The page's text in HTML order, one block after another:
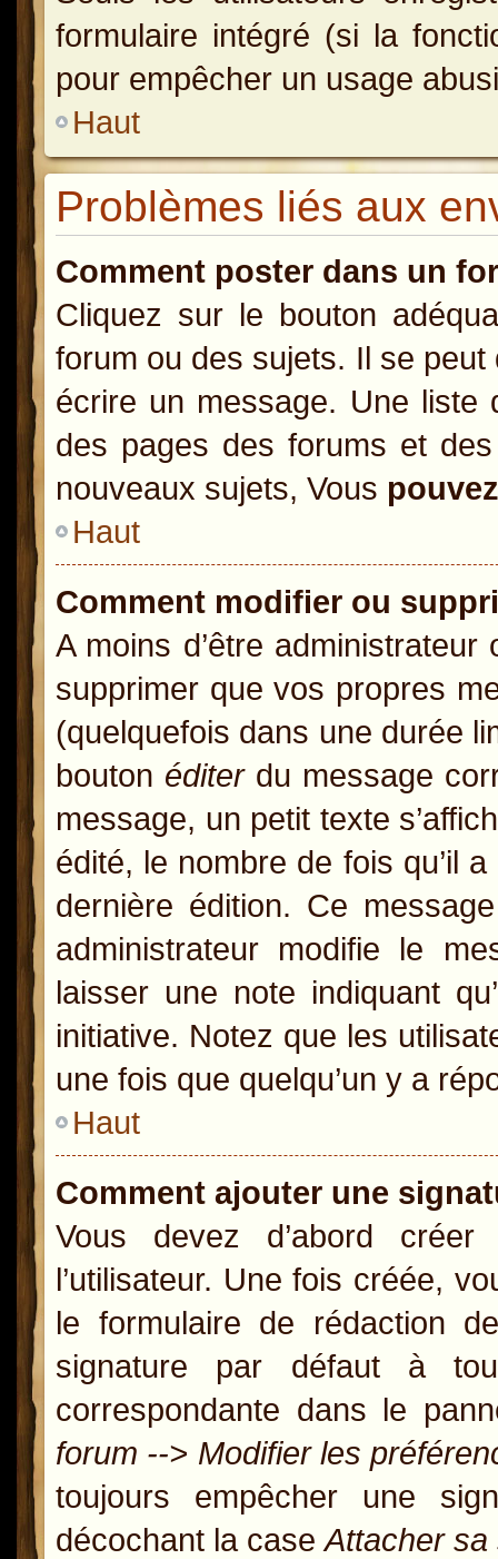
formulaire intégré (si la
pour empêcher un usage
Haut
Problèmes liés aux
Comment poster dans un
Cliquez sur le bouton
forum ou des sujets. Il se
écrire un message. Une liste
des pages des forums et
nouveaux sujets, Vous pouvez
Haut
Comment modifier ou
A moins d’être
supprimer que vos propres
(quelquefois dans une durée
bouton éditerdu message
message, un petit texte
édité, le nombre de fois qu’il
dernière édition. Ce
administrateur modifie le
laisser une note indiquant
initiative. Notez que les
une fois que quelqu’un y a
Haut
Comment ajouter une
Vous devez d’abord
l’utilisateur. Une fois créée,
le formulaire de rédaction
signature par défaut à
correspondante dans le
forum --> Modifier les
toujours empêcher une
décochant la caseAttacher sa